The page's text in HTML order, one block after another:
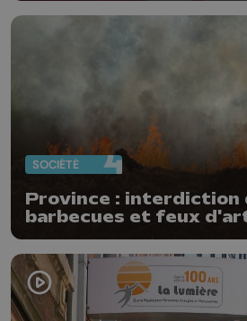
SOCIÉTÉ
Province : interdiction
barbecues et feux